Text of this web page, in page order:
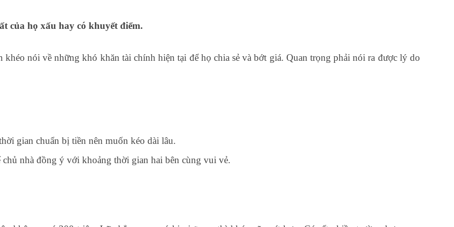
của họ xấu hay có khuyết điểm.
nói về những khó khăn tài chính hiện tại để họ chia sẻ và bớt giá. Quan trọng phải nói ra được lý do
gian chuẩn bị tiền nên muốn kéo dài lâu.
nhà đồng ý với khoảng thời gian hai bên cùng vui vẻ.